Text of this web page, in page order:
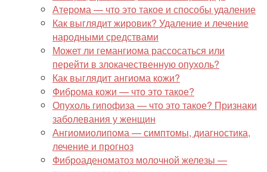
Атерома — что это такое и способы удаление
Как выглядит жировик? Удаление и лечение
народными средствами
Может ли гемангиома рассосаться или
перейти в злокачественную опухоль?
Как выглядит ангиома кожи?
Фиброма кожи — что это такое?
Опухоль гипофиза — что это такое? Признаки
заболевания у женщин
Ангиомиолипома — симптомы, диагностика,
лечение и прогноз
Фиброаденоматоз молочной железы —